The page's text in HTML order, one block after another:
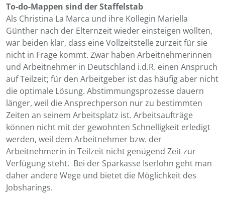
To-do-Mappen sind der Staffelstab
Als Christina La Marca und ihre Kollegin Mariella
Günther nach der Elternzeit wieder einsteigen wollten,
war beiden klar, dass eine Vollzeitstelle zurzeit für sie
nicht in Frage kommt. Zwar haben Arbeitnehmerinnen
und Arbeitnehmer in Deutschland i.d.R. einen Anspruch
auf Teilzeit; für den Arbeitgeber ist das häufig aber nicht
die optimale Lösung. Abstimmungsprozesse dauern
länger, weil die Ansprechperson nur zu bestimmten
Zeiten an seinem Arbeitsplatz ist. Arbeitsaufträge
können nicht mit der gewohnten Schnelligkeit erledigt
werden, weil dem Arbeitnehmer bzw. der
Arbeitnehmerin in Teilzeit nicht genügend Zeit zur
Verfügung steht. Bei der Sparkasse Iserlohn geht man
daher andere Wege und bietet die Möglichkeit des
Jobsharings.